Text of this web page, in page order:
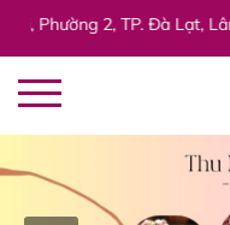
2, TP. Đà Lạt, Lâm Đồng